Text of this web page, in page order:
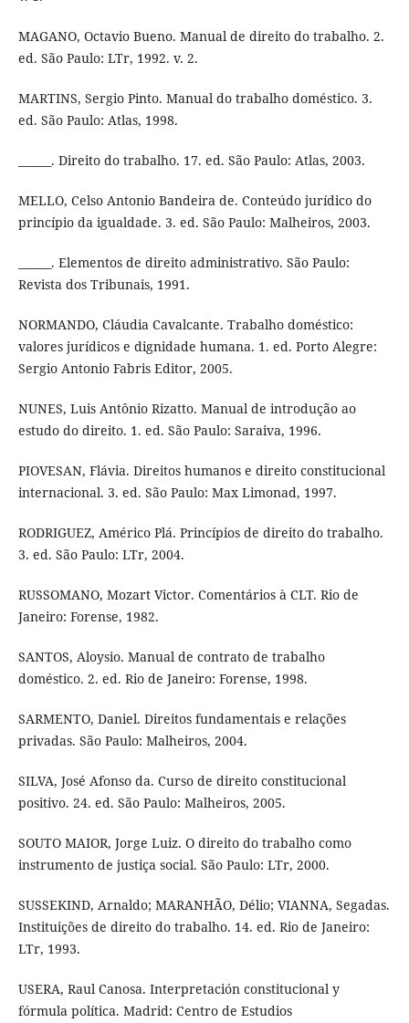
MAGANO, Octavio Bueno. Manual de direito do trabalho. 2.
ed. São Paulo: LTr, 1992. v. 2.
MARTINS, Sergio Pinto. Manual do trabalho doméstico. 3.
ed. São Paulo: Atlas, 1998.
______. Direito do trabalho. 17. ed. São Paulo: Atlas, 2003.
MELLO, Celso Antonio Bandeira de. Conteúdo jurídico do
princípio da igualdade. 3. ed. São Paulo: Malheiros, 2003.
______. Elementos de direito administrativo. São Paulo:
Revista dos Tribunais, 1991.
NORMANDO, Cláudia Cavalcante. Trabalho doméstico:
valores jurídicos e dignidade humana. 1. ed. Porto Alegre:
Sergio Antonio Fabris Editor, 2005.
NUNES, Luis Antônio Rizatto. Manual de introdução ao
estudo do direito. 1. ed. São Paulo: Saraiva, 1996.
PIOVESAN, Flávia. Direitos humanos e direito constitucional
internacional. 3. ed. São Paulo: Max Limonad, 1997.
RODRIGUEZ, Américo Plá. Princípios de direito do trabalho.
3. ed. São Paulo: LTr, 2004.
RUSSOMANO, Mozart Victor. Comentários à CLT. Rio de
Janeiro: Forense, 1982.
SANTOS, Aloysio. Manual de contrato de trabalho
doméstico. 2. ed. Rio de Janeiro: Forense, 1998.
SARMENTO, Daniel. Direitos fundamentais e relações
privadas. São Paulo: Malheiros, 2004.
SILVA, José Afonso da. Curso de direito constitucional
positivo. 24. ed. São Paulo: Malheiros, 2005.
SOUTO MAIOR, Jorge Luiz. O direito do trabalho como
instrumento de justiça social. São Paulo: LTr, 2000.
SUSSEKIND, Arnaldo; MARANHÃO, Délio; VIANNA, Segadas.
Instituições de direito do trabalho. 14. ed. Rio de Janeiro:
LTr, 1993.
USERA, Raul Canosa. Interpretación constitucional y
fórmula política. Madrid: Centro de Estudios